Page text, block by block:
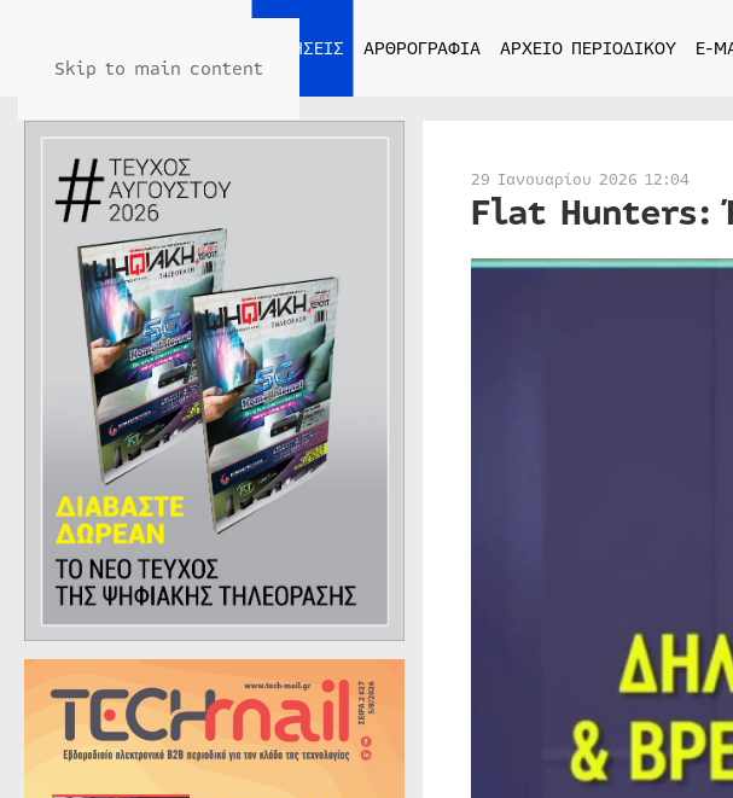
Skip to main content
ΕΙΔΗΣΕΙΣ ΑΡΘΡΟΓΡΑΦΙΑ ΑΡΧΕΙΟ ΠΕΡΙΟΔΙΚΟΥ E-
29 Ιανουαρίου 2026 12:04
Flat Hunters: